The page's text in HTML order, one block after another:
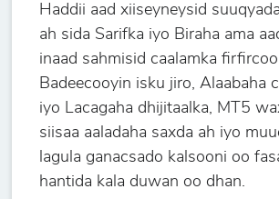
Haddii aad xiiseyneysid
ah sida Sarifka iyo Biraha ama
inaad sahmisid caalamka
Badeecooyin isku jiro, Alaabaha
iyo Lacagaha dhijitaalka, MT5
siisaa aaladaha saxda ah iyo
lagula ganacsado kalsooni oo
hantida kala duwan oo dhan.